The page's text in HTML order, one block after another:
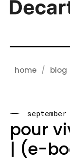
home blog
pour
| (e-